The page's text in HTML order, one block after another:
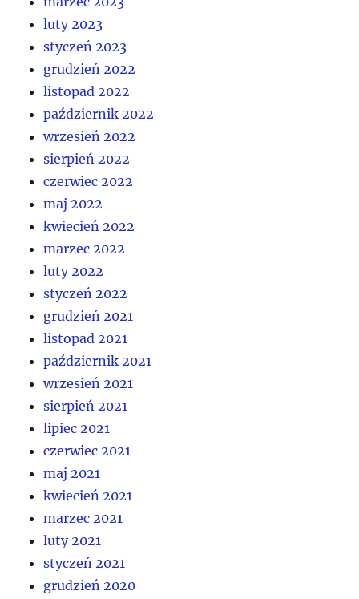
luty 2023
styczeń 2023
grudzień 2022
listopad 2022
październik 2022
wrzesień 2022
sierpień 2022
czerwiec 2022
maj 2022
kwiecień 2022
marzec 2022
luty 2022
styczeń 2022
grudzień 2021
listopad 2021
październik 2021
wrzesień 2021
sierpień 2021
lipiec 2021
czerwiec 2021
maj 2021
kwiecień 2021
marzec 2021
luty 2021
styczeń 2021
grudzień 2020